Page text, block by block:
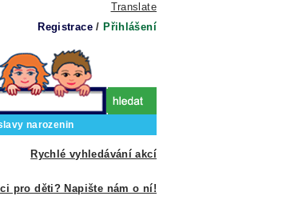
Translate
Registrace / Přihlášení
narozenin
Rychlé vyhledávání akcí
pro děti? Napište nám o ní!